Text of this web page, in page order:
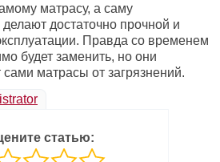
матрасу, а саму
достаточно прочной и
Правда со временем
будет заменить, но они
матрасы от загрязнений.
статью: